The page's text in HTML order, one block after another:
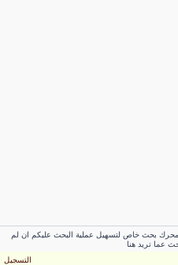
محرك بحث خاص لتسهيل عملية البحث عليكم ان لم
عما تريد هنا
التسجيل